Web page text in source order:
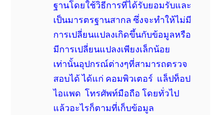
ฐานโดยใช้วิธีการที่ได้รับยอมรับและ
เป็นมารตรฐานสากล ซึ่งจะทำให้ไม่มี
การเปลี่ยนแปลงเกิดขึ้นกับข้อมูลหรือ
มีการเปลี่ยนแปลงเพียงเล็กน้อย
เท่านั้นอุปกรณ์ต่างๆที่สามารถตรวจ
สอบได้ ได้แก่ คอมพิวเตอร์ แล็ปท็อป
ไอแพด โทรศัพท์มือถือ โดยทั่วไป
แล้วอะไรก็ตามที่เก็บข้อมูล